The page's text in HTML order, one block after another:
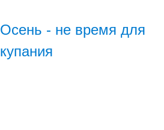
Осень - не время для
купания